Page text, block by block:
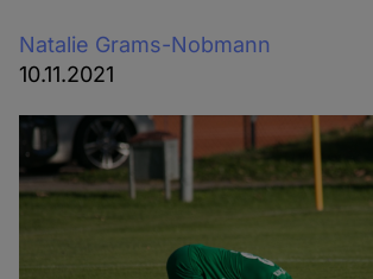
Natalie Grams-Nobmann
10.11.2021